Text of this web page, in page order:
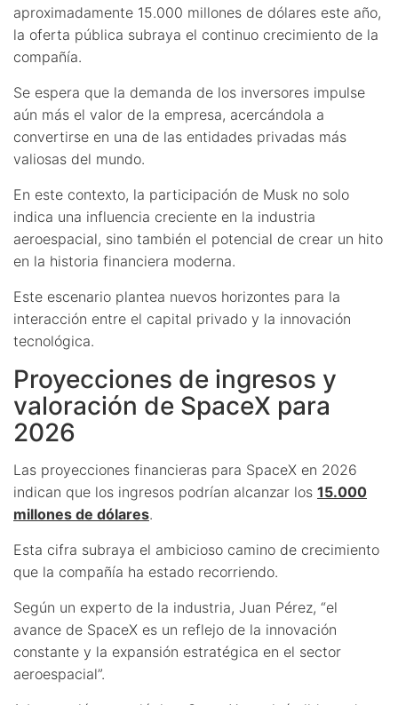
aproximadamente 15.000 millones de dólares este año,
la oferta pública subraya el continuo crecimiento de la
compañía.
Se espera que la demanda de los inversores impulse
aún más el valor de la empresa, acercándola a
convertirse en una de las entidades privadas más
valiosas del mundo.
En este contexto, la participación de Musk no solo
indica una influencia creciente en la industria
aeroespacial, sino también el potencial de crear un hito
en la historia financiera moderna.
Este escenario plantea nuevos horizontes para la
interacción entre el capital privado y la innovación
tecnológica.
Proyecciones de ingresos y
valoración de SpaceX para
2026
Las proyecciones financieras para SpaceX en 2026
indican que los ingresos podrían alcanzar los 15.000
millones de dólares.
Esta cifra subraya el ambicioso camino de crecimiento
que la compañía ha estado recorriendo.
Según un experto de la industria, Juan Pérez, “el
avance de SpaceX es un reflejo de la innovación
constante y la expansión estratégica en el sector
aeroespacial”.